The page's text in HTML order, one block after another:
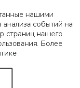
нашими
анализа событий на
страниц нашего
Более